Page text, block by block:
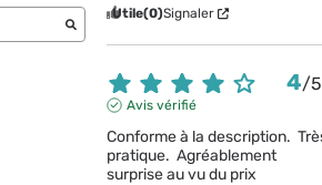
Utile(0)Signaler
4/5
Avis vérifié
Conforme à la description.
pratique.  Agréablement
surprise au vu du prix